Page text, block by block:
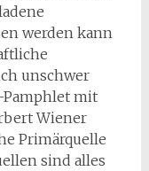
werden kann
unschwer
Pamphlet mit
Wiener
Primärquelle
sind alles